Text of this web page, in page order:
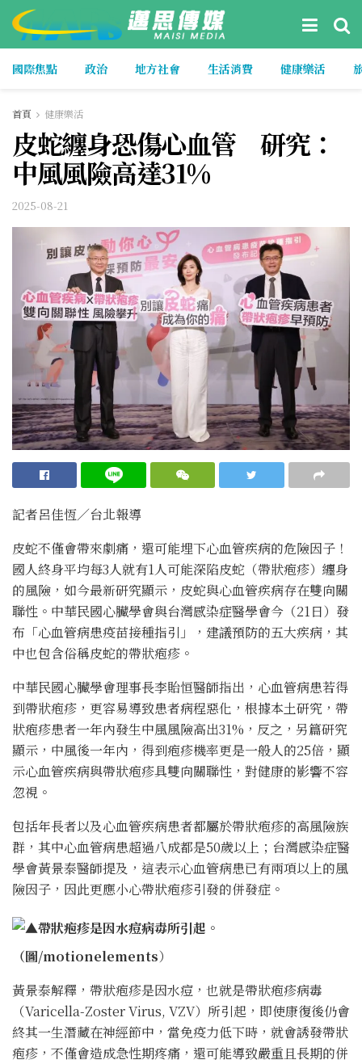
國際焦點 政治 地方社會 生活消費 健康樂活
首頁 健康樂活
皮蛇纏身恐傷心血管 研究：
中風風險高達31%
2025-08-21
記者呂佳恆／台北報導
皮蛇不僅會帶來劇痛，還可能埋下心血管疾病的危險因子！
國人終身平均每3人就有1人可能深陷皮蛇（帶狀疱疹）纏身
的風險，如今最新研究顯示，皮蛇與心血管疾病存在雙向關
聯性。中華民國心臟學會與台灣感染症醫學會今（21日）發
布「心血管病患疫苗接種指引」，建議預防的五大疾病，其
中也包含俗稱皮蛇的帶狀疱疹。
中華民國心臟學會理事長李貽恒醫師指出，心血管病患若得
到帶狀疱疹，更容易導致患者病程惡化，根據本土研究，帶
狀疱疹患者一年內發生中風風險高出31% ，反之，另篇研究
顯示，中風後一年內，得到疱疹機率更是一般人的25倍，顯
示心血管疾病與帶狀疱疹具雙向關聯性，對健康的影響不容
忽視。
包括年長者以及心血管疾病患者都屬於帶狀疱疹的高風險族
群，其中心血管病患超過八成都是50歲以上；台灣感染症醫
學會黃景泰醫師提及，這表示心血管病患已有兩項以上的風
險因子，因此更應小心帶狀疱疹引發的併發症。
▲帶狀疱疹是因水痘病毒所引起。
（圖/motionelements）
黃景泰解釋，帶狀疱疹是因水痘，也就是帶狀疱疹病毒
（Varicella-Zoster Virus, VZV）所引起，即使康復後仍會
終其一生潛藏在神經節中，當免疫力低下時，就會誘發帶狀
疱疹，不僅會造成急性期疼痛，還可能導致嚴重且長期的併